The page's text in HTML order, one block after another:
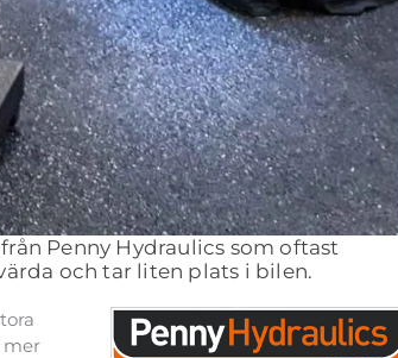
Penny Hydraulics som oftast
och tar liten plats i bilen.
mer